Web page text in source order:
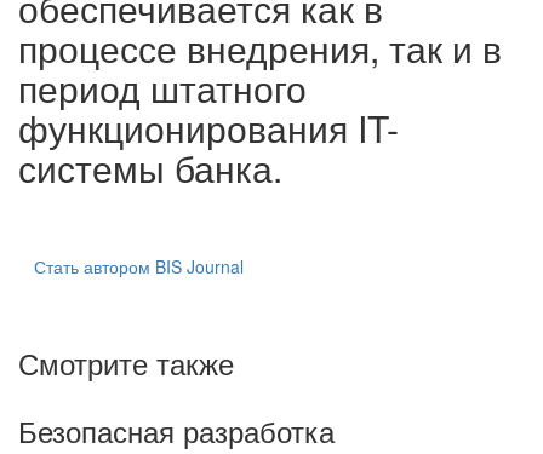
процессе внедрения, так и в
период штатного
функционирования IT-
системы банка.
Стать автором BIS Journal
Смотрите также
Безопасная разработка